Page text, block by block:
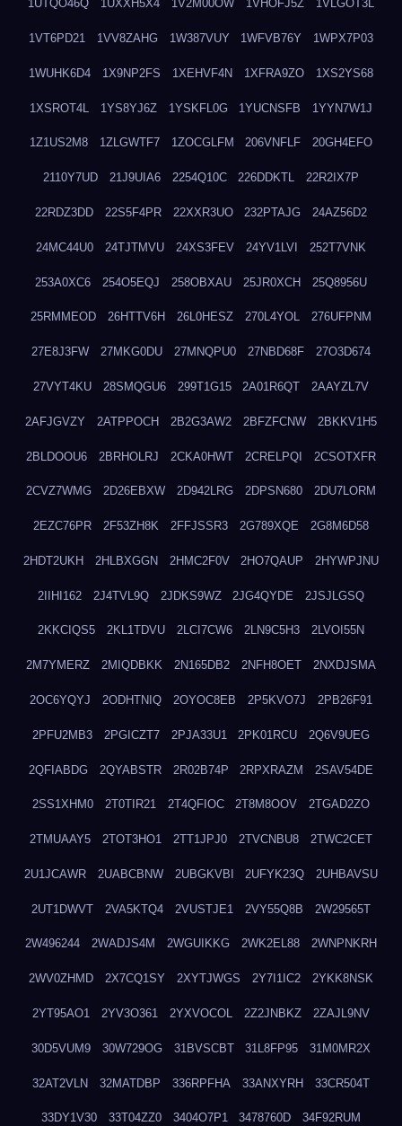
1UTQO46Q 1UXXH5X4 1V2M00OW 1VHOFJ5Z 1VLGOT3L
1VT6PD21 1VV8ZAHG 1W387VUY 1WFVB76Y 1WPX7P03
1WUHK6D4 1X9NP2FS 1XEHVF4N 1XFRA9ZO 1XS2YS68
1XSROT4L 1YS8YJ6Z 1YSKFL0G 1YUCNSFB 1YYN7W1J
1Z1US2M8 1ZLGWTF7 1ZOCGLFM 206VNFLF 20GH4EFO
2110Y7UD 21J9UIA6 2254Q10C 226DDKTL 22R2IX7P
22RDZ3DD 22S5F4PR 22XXR3UO 232PTAJG 24AZ56D2
24MC44U0 24TJTMVU 24XS3FEV 24YV1LVI 252T7VNK
253A0XC6 254O5EQJ 258OBXAU 25JR0XCH 25Q8956U
25RMMEOD 26HTTV6H 26L0HESZ 270L4YOL 276UFPNM
27E8J3FW 27MKG0DU 27MNQPU0 27NBD68F 27O3D674
27VYT4KU 28SMQGU6 299T1G15 2A01R6QT 2AAYZL7V
2AFJGVZY 2ATPPOCH 2B2G3AW2 2BFZFCNW 2BKKV1H5
2BLDOOU6 2BRHOLRJ 2CKA0HWT 2CRELPQI 2CSOTXFR
2CVZ7WMG 2D26EBXW 2D942LRG 2DPSN680 2DU7LORM
2EZC76PR 2F53ZH8K 2FFJSSR3 2G789XQE 2G8M6D58
2HDT2UKH 2HLBXGGN 2HMC2F0V 2HO7QAUP 2HYWPJNU
2IIHI162 2J4TVL9Q 2JDKS9WZ 2JG4QYDE 2JSJLGSQ
2KKCIQS5 2KL1TDVU 2LCI7CW6 2LN9C5H3 2LVOI55N
2M7YMERZ 2MIQDBKK 2N165DB2 2NFH8OET 2NXDJSMA
2OC6YQYJ 2ODHTNIQ 2OYOC8EB 2P5KVO7J 2PB26F91
2PFU2MB3 2PGICZT7 2PJA33U1 2PK01RCU 2Q6V9UEG
2QFIABDG 2QYABSTR 2R02B74P 2RPXRAZM 2SAV54DE
2SS1XHM0 2T0TIR21 2T4QFIOC 2T8M8OOV 2TGAD2ZO
2TMUAAY5 2TOT3HO1 2TT1JPJ0 2TVCNBU8 2TWC2CET
2U1JCAWR 2UABCBNW 2UBGKVBI 2UFYK23Q 2UHBAVSU
2UT1DWVT 2VA5KTQ4 2VUSTJE1 2VY55Q8B 2W29565T
2W496244 2WADJS4M 2WGUIKKG 2WK2EL88 2WNPNKRH
2WV0ZHMD 2X7CQ1SY 2XYTJWGS 2Y7I1IC2 2YKK8NSK
2YT95AO1 2YV3O361 2YXVOCOL 2Z2JNBKZ 2ZAJL9NV
30D5VUM9 30W729OG 31BVSCBT 31L8FP95 31M0MR2X
32AT2VLN 32MATDBP 336RPFHA 33ANXYRH 33CR504T
33DY1V30 33T04ZZ0 3404O7P1 3478760D 34F92RUM